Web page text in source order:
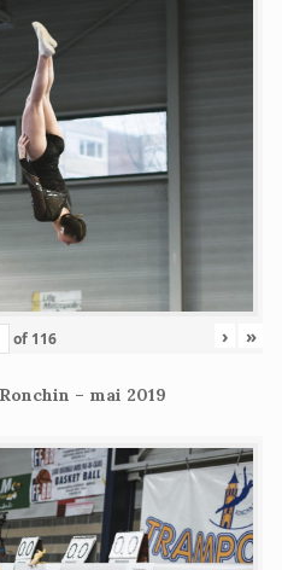
of 116 › »
– mai 2019